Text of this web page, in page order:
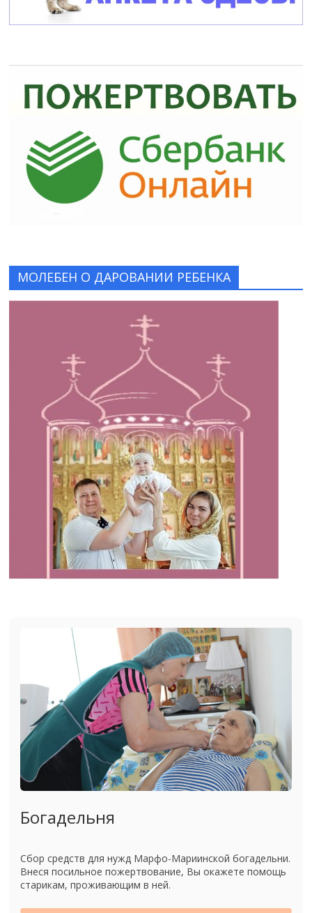
МОЛЕБЕН О ДАРОВАНИИ РЕБЕНКА
Богадельня
Сбор средств для нужд Марфо-Мариинской богадельни.
Внеся посильное пожертвование, Вы окажете помощь
старикам, проживающим в ней.